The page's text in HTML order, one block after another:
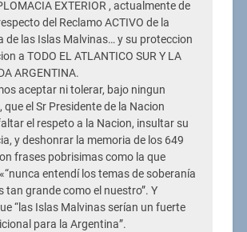
EXTERIOR , actualmente de
del Reclamo ACTIVO de la
de las Islas Malvinas… y su proteccion
a TODO EL ATLANTICO SUR Y LA
ARGENTINA.
aceptar ni tolerar, bajo ningun
que el Sr Presidente de la Nacion
el respeto a la Nacion, insultar su
y deshonrar la memoria de los 649
frases pobrisimas como la que
entendí los temas de soberanía
tan grande como el nuestro”. Y
“las Islas Malvinas serían un fuerte
para la Argentina”.